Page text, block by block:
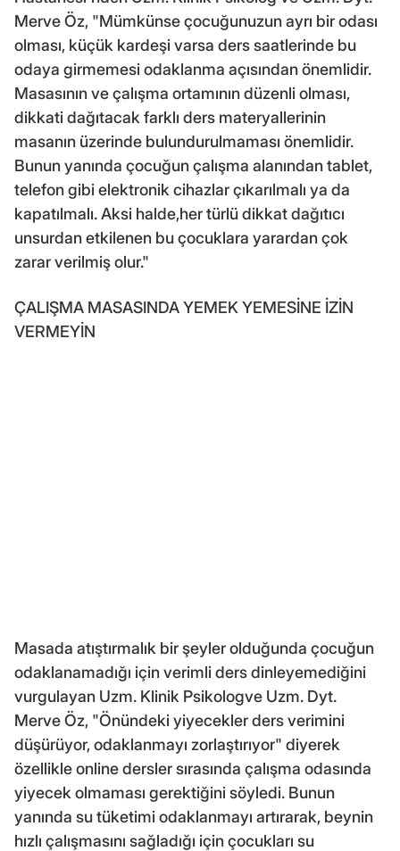
Merve Öz, "Mümkünse çocuğunuzun ayrı bir odası
olması, küçük kardeşi varsa ders saatlerinde bu
odaya girmemesi odaklanma açısından önemlidir.
Masasının ve çalışma ortamının düzenli olması,
dikkati dağıtacak farklı ders materyallerinin
masanın üzerinde bulundurulmaması önemlidir.
Bunun yanında çocuğun çalışma alanından tablet,
telefon gibi elektronik cihazlar çıkarılmalı ya da
kapatılmalı. Aksi halde,her türlü dikkat dağıtıcı
unsurdan etkilenen bu çocuklara yarardan çok
zarar verilmiş olur."
ÇALIŞMA MASASINDA YEMEK YEMESİNE İZİN
VERMEYİN
Masada atıştırmalık bir şeyler olduğunda çocuğun
odaklanamadığı için verimli ders dinleyemediğini
vurgulayan Uzm. Klinik Psikologve Uzm. Dyt.
Merve Öz, "Önündeki yiyecekler ders verimini
düşürüyor, odaklanmayı zorlaştırıyor" diyerek
özellikle online dersler sırasında çalışma odasında
yiyecek olmaması gerektiğini söyledi. Bunun
yanında su tüketimi odaklanmayı artırarak, beynin
hızlı çalışmasını sağladığı için çocukları su